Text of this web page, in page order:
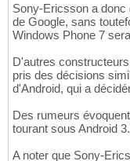
Sony-Ericsson a donc
de Google, sans
Windows Phone 7
D'autres
pris des décisions
d'Android, qui a
Des rumeurs
tourant sous Android
A noter que Sony-